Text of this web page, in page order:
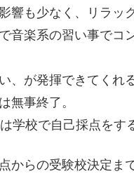
響も少なく、リラッ
音楽系の習い事でコ
、が発揮できてくれ
無事終了。
学校で自己採点をす
からの受験校決定ま